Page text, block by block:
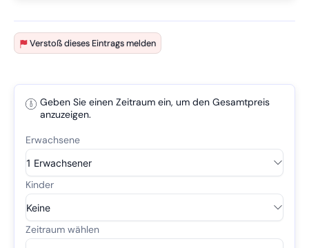
Verstoß dieses Eintrags melden
Geben Sie einen Zeitraum ein, um den Gesamtpreis
anzuzeigen.